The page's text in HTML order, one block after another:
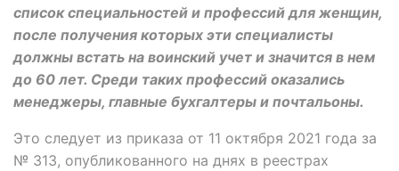
список специальностей и профессий для женщин,
после получения которых эти специалисты
должны встать на воинский учет и значится в нем
до 60 лет. Среди таких профессий оказались
менеджеры, главные бухгалтеры и почтальоны.
Это следует из приказа от 11 октября 2021 года за
№ 313, опубликованного на днях в реестрах